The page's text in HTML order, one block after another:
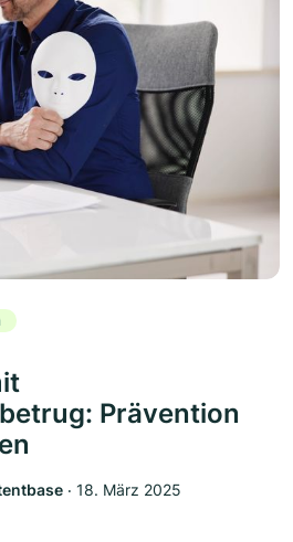
Prävention
‧ 18. März 2025